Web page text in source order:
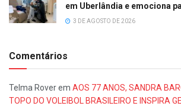
em Uberlândia e emociona
3 DE AGOSTO DE 2026
Comentários
Telma Roverem AOS 77 ANOS, SANDRA
TOPO DO VOLEIBOL BRASILEIRO E INSPIRA